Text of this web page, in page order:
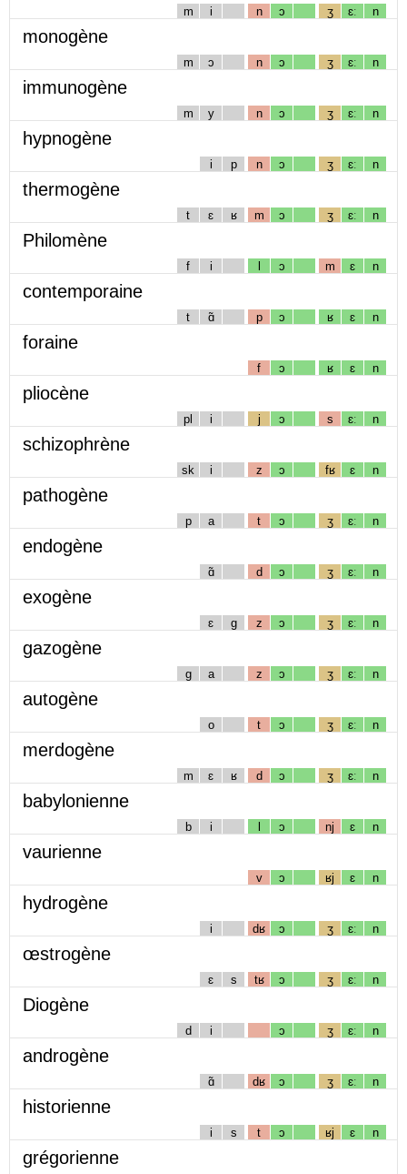
m i n ɔ ʒ ɛː n
monogène
m ɔ n ɔ ʒ ɛː n
immunogène
m y n ɔ ʒ ɛː n
hypnogène
i p n ɔ ʒ ɛː n
thermogène
t ɛ ʁ m ɔ ʒ ɛː n
Philomène
f i l ɔ m ɛ n
contemporaine
t ɑ̃ p ɔ ʁ ɛ n
foraine
f ɔ ʁ ɛ n
pliocène
pl i j ɔ s ɛː n
schizophrène
sk i z ɔ fʁ ɛ n
pathogène
p a t ɔ ʒ ɛː n
endogène
ɑ̃ d ɔ ʒ ɛː n
exogène
ɛ g z ɔ ʒ ɛː n
gazogène
g a z ɔ ʒ ɛː n
autogène
o t ɔ ʒ ɛː n
merdogène
m ɛ ʁ d ɔ ʒ ɛː n
babylonienne
b i l ɔ nj ɛ n
vaurienne
v ɔ ʁj ɛ n
hydrogène
i dʁ ɔ ʒ ɛː n
œstrogène
ɛ s tʁ ɔ ʒ ɛː n
Diogène
d i ɔ ʒ ɛː n
androgène
ɑ̃ dʁ ɔ ʒ ɛː n
historienne
i s t ɔ ʁj ɛ n
grégorienne